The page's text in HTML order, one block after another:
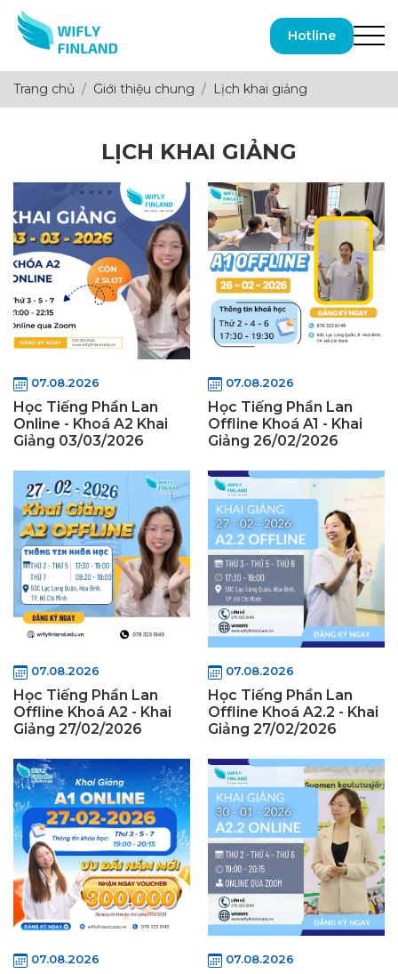
Hotline
Trang chủ Giới thiệu chung Lịch khai giảng
LỊCH KHAI GIẢNG
07.08.2026
Học Tiếng Phần Lan
Online - Khoá A2 Khai
Giảng 03/03/2026
07.08.2026
Học Tiếng Phần Lan
Offline Khoá A1 - Khai
Giảng 26/02/2026
07.08.2026
Học Tiếng Phần Lan
Offline Khoá A2 - Khai
Giảng 27/02/2026
07.08.2026
Học Tiếng Phần Lan
Offline Khoá A2.2 - Khai
Giảng 27/02/2026
07.08.2026 07.08.2026